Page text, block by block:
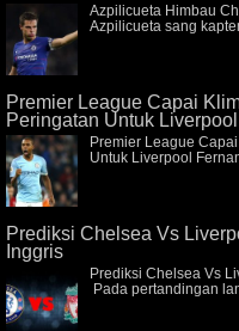
Azpilicueta Himbau
Azpilicueta sang
Premier League Capai
Peringatan Untuk Liverpool
Premier League
Untuk Liverpool
Prediksi Chelsea Vs
Inggris
Prediksi Chelsea Vs
Pada pertandingan